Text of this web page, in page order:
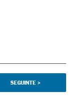
SEGUINTE >